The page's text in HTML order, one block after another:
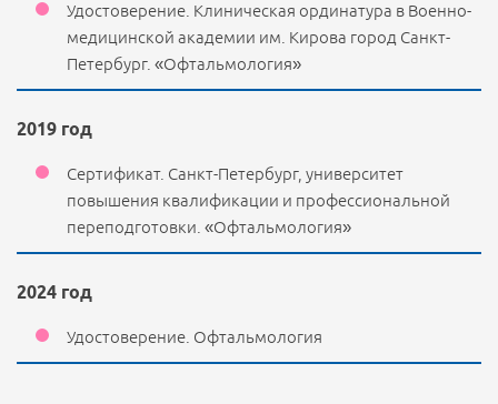
Удостоверение. Клиническая ординатура в Военно-
медицинской академии им. Кирова город Санкт-
Петербург. «Офтальмология»
2019 год
Сертификат. Санкт-Петербург, университет
повышения квалификации и профессиональной
переподготовки. «Офтальмология»
2024 год
Удостоверение. Офтальмология